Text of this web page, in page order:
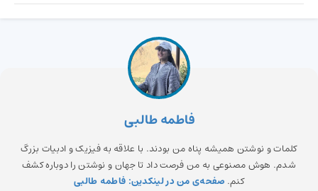
فاطمه طالبی
کلمات و نوشتن همیشه پناه من بودند. با علاقه به فیزیک و ادبیات بزرگ
شدم. هوش مصنوعی به من فرصت داد تا جهان و نوشتن را دوباره کشف
کنم. صفحه‌ی من در لینکدین: فاطمه طالبی